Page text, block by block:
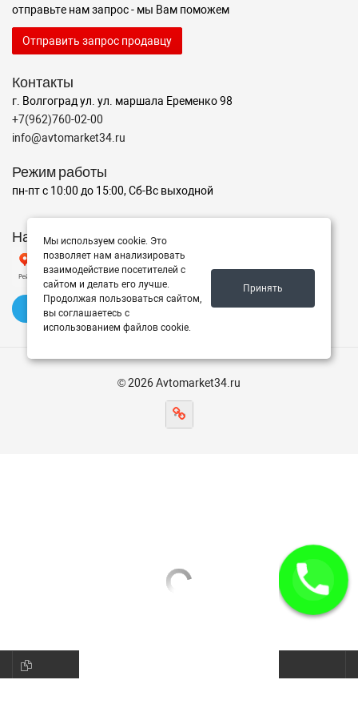
отправьте нам запрос - мы Вам поможем
Отправить запрос продавцу
Контакты
г. Волгоград ул. ул. маршала Еременко 98
+7(962)760-02-00
info@avtomarket34.ru
Режим работы
пн-пт с 10:00 до 15:00, Сб-Вс выходной
Наш рейтинг на Яндексе
✍️ Оставить отзыв
© 2026 Avtomarket34.ru
Мы используем cookie. Это
позволяет нам анализировать
взаимодействие посетителей с
сайтом и делать его лучше.
Продолжая пользоваться сайтом,
вы соглашаетесь с
использованием файлов cookie.
Принять